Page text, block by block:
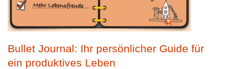
Bullet Journal: Ihr persönlicher Guide für
ein produktives Leben